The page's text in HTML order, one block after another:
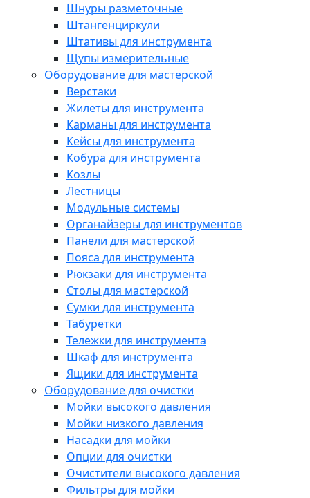
Шнуры разметочные
Штангенциркули
Штативы для инструмента
Щупы измерительные
Оборудование для мастерской
Верстаки
Жилеты для инструмента
Карманы для инструмента
Кейсы для инструмента
Кобура для инструмента
Козлы
Лестницы
Модульные системы
Органайзеры для инструментов
Панели для мастерской
Пояса для инструмента
Рюкзаки для инструмента
Столы для мастерской
Сумки для инструмента
Табуретки
Тележки для инструмента
Шкаф для инструмента
Ящики для инструмента
Оборудование для очистки
Мойки высокого давления
Мойки низкого давления
Насадки для мойки
Опции для очистки
Очистители высокого давления
Фильтры для мойки